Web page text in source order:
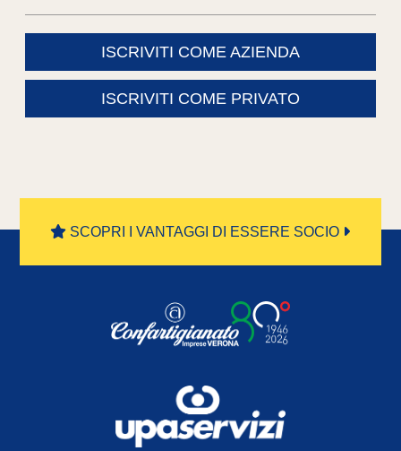
ISCRIVITI COME AZIENDA
ISCRIVITI COME PRIVATO
SCOPRI I VANTAGGI DI ESSERE SOCIO